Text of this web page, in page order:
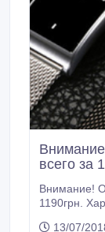
всего за
Внимание!
1190грн.
13/07/